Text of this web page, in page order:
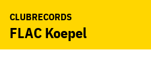
CLUBRECORDS
FLAC Koepel